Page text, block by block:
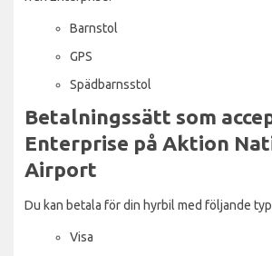
Barnstol
GPS
Spädbarnsstol
Betalningssätt som
Enterprise på Aktion
Airport
Du kan betala för din hyrbil med följande
Visa